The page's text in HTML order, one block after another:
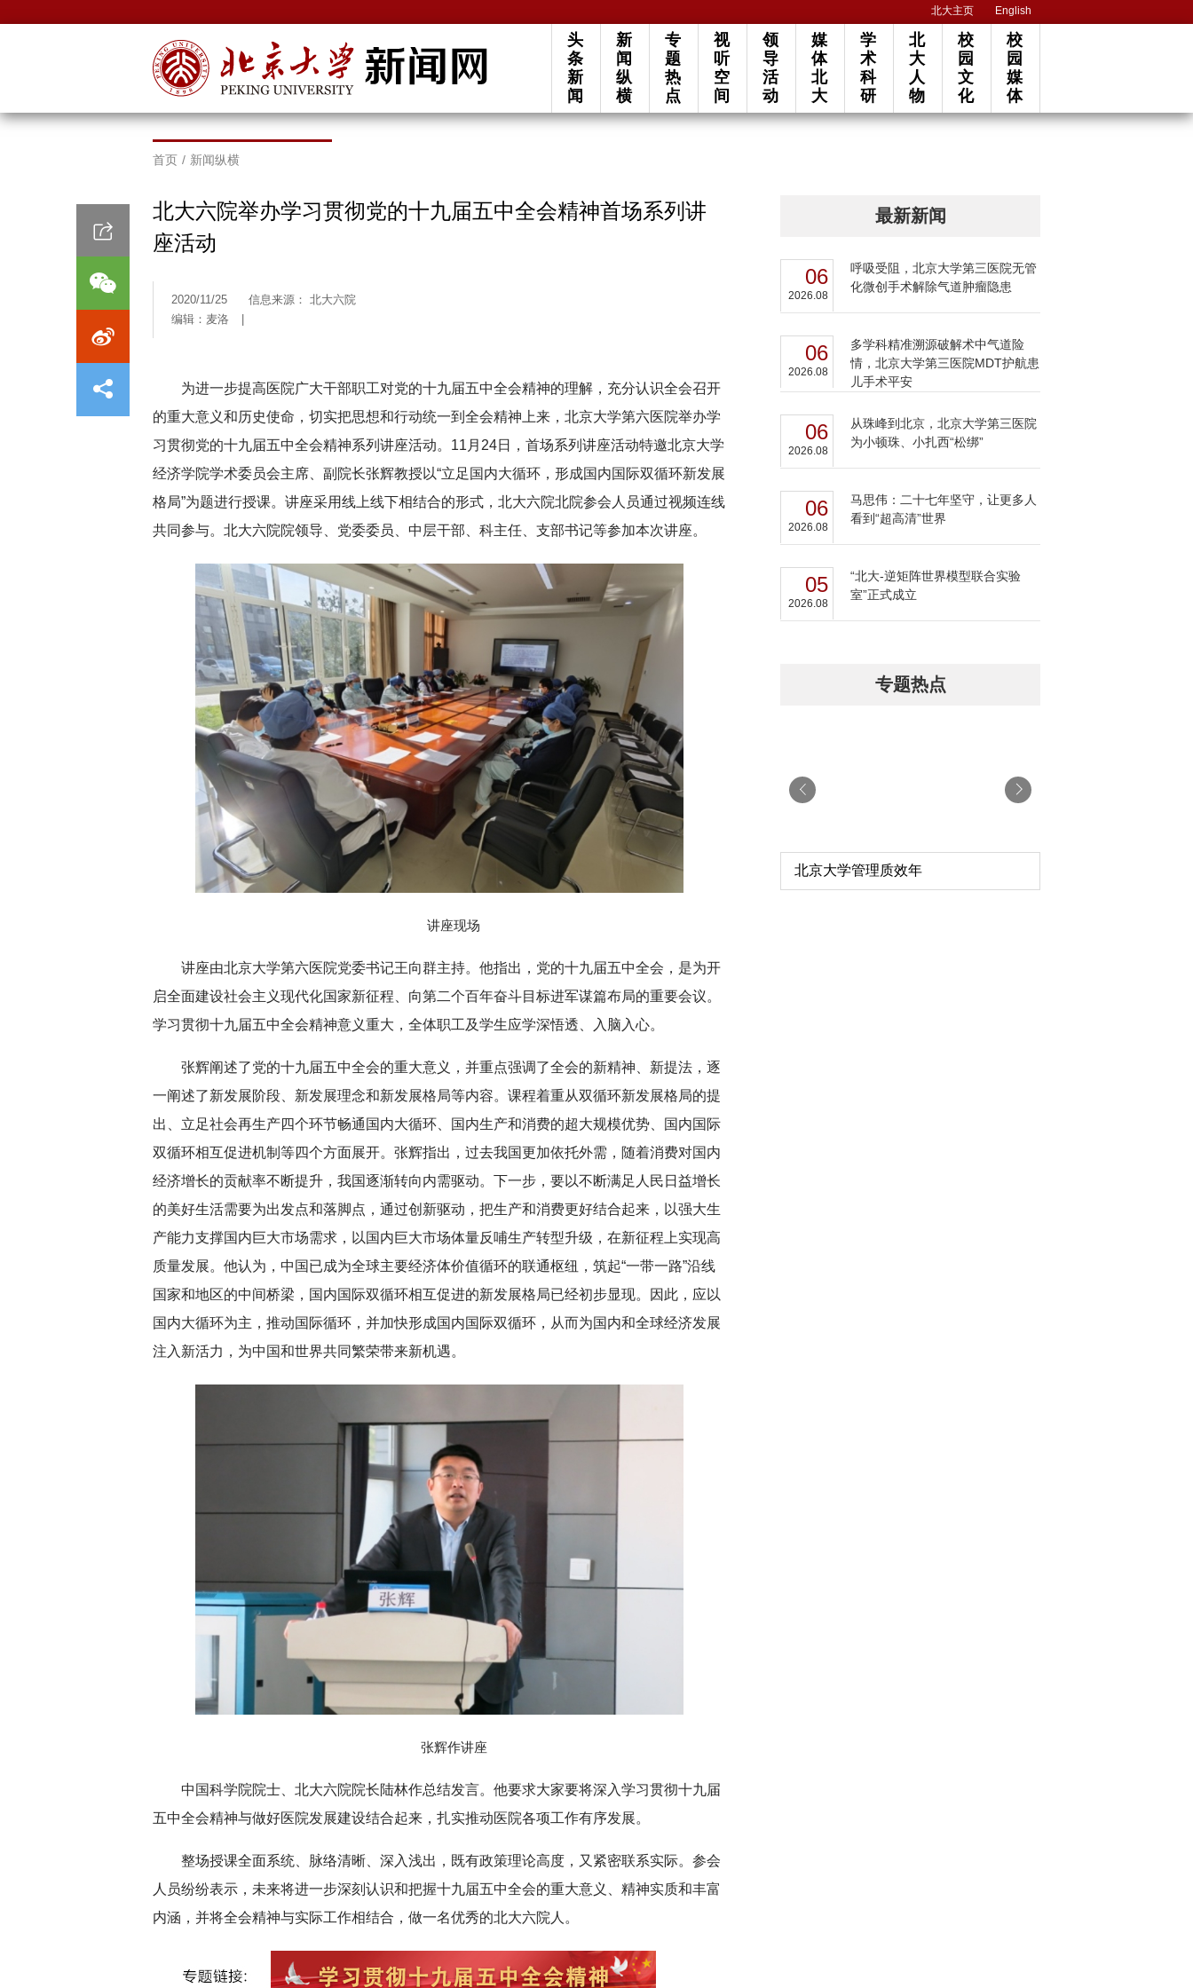
北大主页 English
头
条
新
闻
新
闻
纵
横
专
题
热
点
视
听
空
间
领
导
活
动
媒
体
北
大
学
术
科
研
北
大
人
物
校
园
文
化
校
园
媒
体
首页 / 新闻纵横
北大六院举办学习贯彻党的十九届五中全会精神首场系列讲
座活动
2020/11/25
信息来源： 北大六院
编辑：麦洛
为进一步提高医院广大干部职工对党的十九届五中全会精神的理解，充分认识全会召开
的重大意义和历史使命，切实把思想和行动统一到全会精神上来，北京大学第六医院举办学
习贯彻党的十九届五中全会精神系列讲座活动。11月24日，首场系列讲座活动特邀北京大学
经济学院学术委员会主席、副院长张辉教授以“立足国内大循环，形成国内国际双循环新发展
格局”为题进行授课。讲座采用线上线下相结合的形式，北大六院北院参会人员通过视频连线
共同参与。北大六院院领导、党委委员、中层干部、科主任、支部书记等参加本次讲座。
讲座现场
讲座由北京大学第六医院党委书记王向群主持。他指出，党的十九届五中全会，是为开
启全面建设社会主义现代化国家新征程、向第二个百年奋斗目标进军谋篇布局的重要会议。
学习贯彻十九届五中全会精神意义重大，全体职工及学生应学深悟透、入脑入心。
张辉阐述了党的十九届五中全会的重大意义，并重点强调了全会的新精神、新提法，逐
一阐述了新发展阶段、新发展理念和新发展格局等内容。课程着重从双循环新发展格局的提
出、立足社会再生产四个环节畅通国内大循环、国内生产和消费的超大规模优势、国内国际
双循环相互促进机制等四个方面展开。张辉指出，过去我国更加依托外需，随着消费对国内
经济增长的贡献率不断提升，我国逐渐转向内需驱动。下一步，要以不断满足人民日益增长
的美好生活需要为出发点和落脚点，通过创新驱动，把生产和消费更好结合起来，以强大生
产能力支撑国内巨大市场需求，以国内巨大市场体量反哺生产转型升级，在新征程上实现高
质量发展。他认为，中国已成为全球主要经济体价值循环的联通枢纽，筑起“一带一路”沿线
国家和地区的中间桥梁，国内国际双循环相互促进的新发展格局已经初步显现。因此，应以
国内大循环为主，推动国际循环，并加快形成国内国际双循环，从而为国内和全球经济发展
注入新活力，为中国和世界共同繁荣带来新机遇。
张辉作讲座
中国科学院院士、北大六院院长陆林作总结发言。他要求大家要将深入学习贯彻十九届
五中全会精神与做好医院发展建设结合起来，扎实推动医院各项工作有序发展。
整场授课全面系统、脉络清晰、深入浅出，既有政策理论高度，又紧密联系实际。参会
人员纷纷表示，未来将进一步深刻认识和把握十九届五中全会的重大意义、精神实质和丰富
内涵，并将全会精神与实际工作相结合，做一名优秀的北大六院人。
最新新闻
06
2026.08
呼吸受阻，北京大学第三医院无管
化微创手术解除气道肿瘤隐患
06
2026.08
多学科精准溯源破解术中气道险
情，北京大学第三医院MDT护航患
儿手术平安
06
2026.08
从珠峰到北京，北京大学第三医院
为小顿珠、小扎西“松绑”
06
2026.08
马思伟：二十七年坚守，让更多人
看到“超高清”世界
05
2026.08
“北大-逆矩阵世界模型联合实验
室”正式成立
专题热点
深切缅怀李政道先生
扎实开展树立和践行正确政绩观学习教
北京大学管理质效年